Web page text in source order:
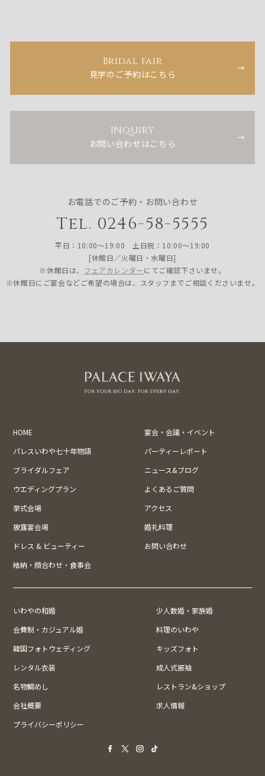
Bridal fair
見学のご予約はこちら
INQUIRY
お問い合わせはこちら
お電話でのご予約・お問い合わせ
Tel. 0246-58-5555
平日：10:00〜19:00 土日祝：10:00〜19:00
[休館日／火曜日・水曜日]
※休館日は、 フェアカレンダーにてご確認下さいませ。
※休館日にご宴会などご希望の場合は、スタッフまでご相談くださいませ。
HOME
宴会・会議・イベント
パレスいわや七十年物語
パーティーレポート
ブライダルフェア
ニュース&ブログ
ウエディングプラン
よくあるご質問
挙式会場
アクセス
披露宴会場
婚礼料理
ドレス & ビューティー
お問い合わせ
結納・顔合わせ・食事会
いわやの和婚
少人数婚・家族婚
会費制・カジュアル婚
料理のいわや
韓国フォトウェディング
キッズフォト
レンタル衣装
成人式振袖
名物鯛めし
レストラン&ショップ
会社概要
求人情報
プライバシーポリシー